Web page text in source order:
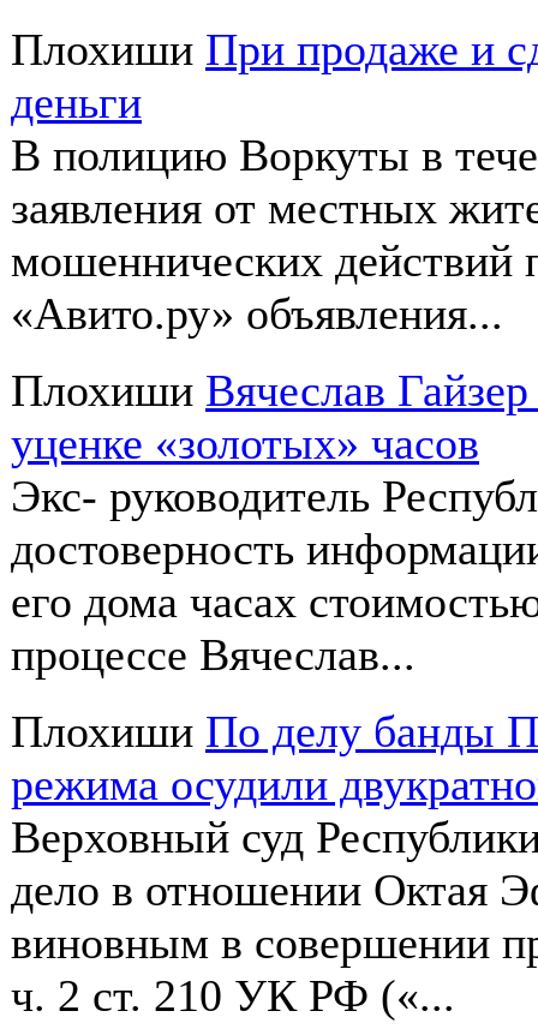
Плохиши При продаже и
деньги
В полицию Воркуты в
заявления от местных
мошеннических действий
«Авито.ру» объявления...
Плохиши Вячеслав
уценке «золотых» часов
Экс- руководитель
достоверность
его дома часах
процессе Вячеслав...
Плохиши По делу банды
режима осудили
Верховный суд
дело в отношении Октая
виновным в совершении
ч. 2 ст. 210 УК РФ («...